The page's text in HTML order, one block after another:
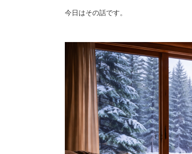
今日はその話です。